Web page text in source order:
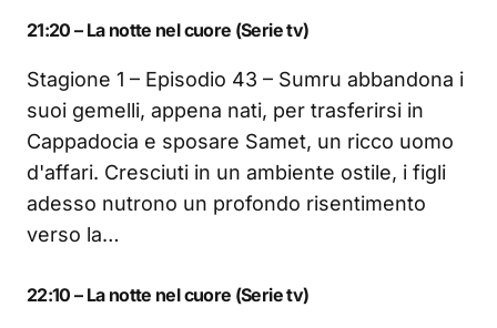
21:20 – La notte nel cuore (Serie tv)
Stagione 1 – Episodio 43 – Sumru abbandona i
suoi gemelli, appena nati, per trasferirsi in
Cappadocia e sposare Samet, un ricco uomo
d'affari. Cresciuti in un ambiente ostile, i figli
adesso nutrono un profondo risentimento
verso la…
22:10 – La notte nel cuore (Serie tv)